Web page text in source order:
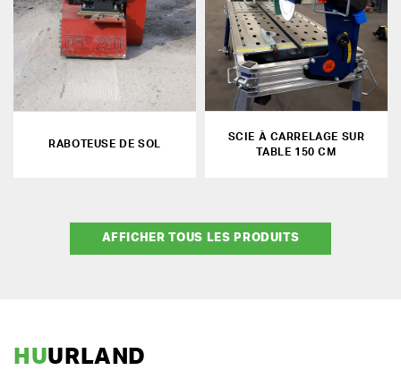
RABOTEUSE DE SOL
SCIE À CARRELAGE SUR
TABLE 150 CM
AFFICHER TOUS LES PRODUITS
HUURLAND